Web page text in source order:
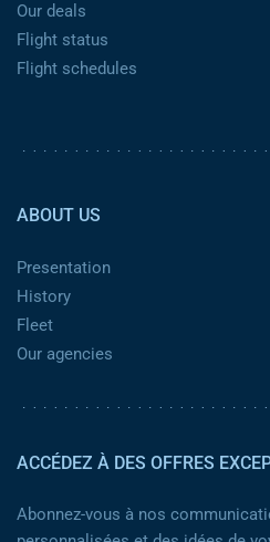
Our deals
Flight status
Flight schedules
ABOUT US
Presentation
History
Fleet
Our agencies
ACCÉDEZ À DES OFFRES
Abonnez-vous à nos